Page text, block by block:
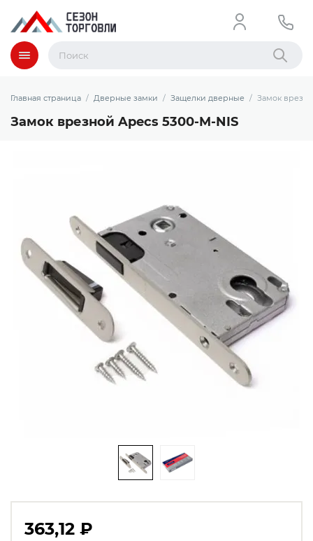
Меню Найти
Главная страница Дверные замки Защелки дверные Замок
Замок врезной Apecs 5300-M-NIS
363,12 ₽